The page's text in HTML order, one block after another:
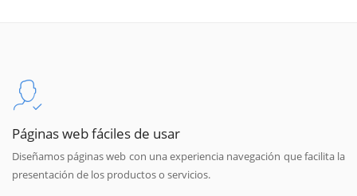
Páginas web fáciles de usar
Diseñamos páginas web con una experiencia navegación que facilita la
presentación de los productos o servicios.